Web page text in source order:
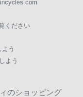
ください
う
よう
のショッピング